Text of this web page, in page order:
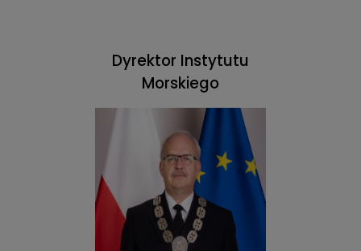
Dyrektor Instytutu
Morskiego